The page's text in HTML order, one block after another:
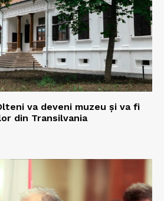
va deveni muzeu şi va fi
din Transilvania